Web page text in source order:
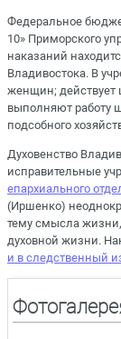
Федеральное
10» Приморского
наказаний
Владивостока. В
женщин; действует
выполняют работу
подсобного
Духовенство
исправительные
епархиального
(Иршенко)
тему смысла
духовной жизни.
и в следственный